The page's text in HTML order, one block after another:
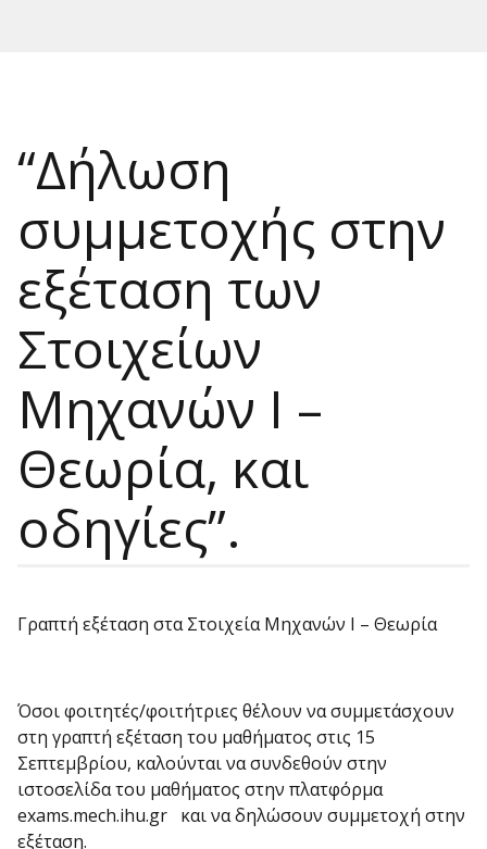
“Δήλωση
συμμετοχής στην
εξέταση των
Στοιχείων
Μηχανών Ι –
Θεωρία, και
οδηγίες”.
Γραπτή εξέταση στα Στοιχεία Μηχανών Ι – Θεωρία
Όσοι φοιτητές/φοιτήτριες θέλουν να συμμετάσχουν
στη γραπτή εξέταση του μαθή­ματος στις 15
Σεπτεμβρίου, καλούνται να συνδεθούν στην
ιστοσελίδα του μαθήμα­τος στην πλατφόρμα
exams.mech.ihu.gr και να δηλώσουν συμμετοχή στην
εξέτα­ση.